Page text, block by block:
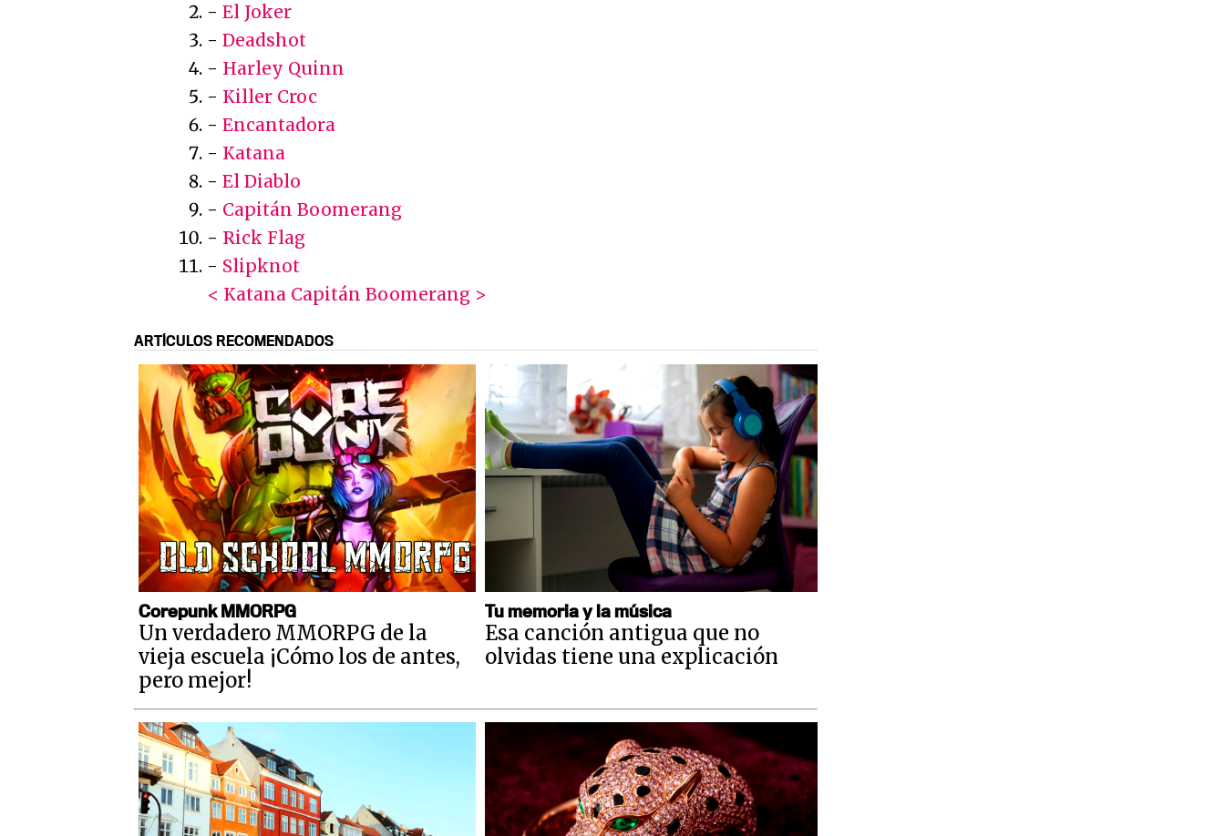
- El Joker
- Deadshot
- Harley Quinn
- Killer Croc
- Encantadora
- Katana
- El Diablo
- Capitán Boomerang
- Rick Flag
- Slipknot
< Katana Capitán Boomerang >
ARTÍCULOS RECOMENDADOS
Corepunk MMORPG
Un verdadero MMORPG de la
vieja escuela ¡Cómo los de antes,
pero mejor!
Tu memoria y la música
Esa canción antigua que no
olvidas tiene una explicación